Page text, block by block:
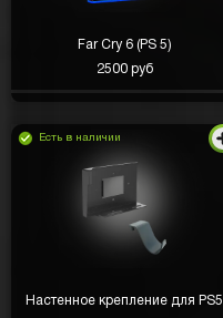
Far Cry 6 (PS 5)
2500 руб
Есть в наличии
Настенное крепление для PS5